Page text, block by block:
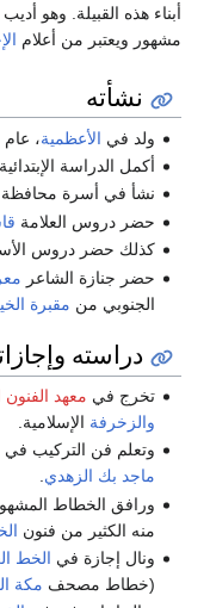
أبناء هذه القبيلة. وهو
مشهور ويعتبر من أعلام
نشأته
ولد في الأعظمية، عام
أكمل الدراسة الإبتدائية
نشأ في أسرة محافظة
حضر دروس العلامة
كذلك حضر دروس
حضر جنازة الشاعر
الجنوبي من مقبرة
دراسته
تخرج في معهد الفنون
والزخرفة الإسلامية.
وتعلم فن التركيب في
ماجد بك الزهدي.
ورافق الخطاط
منه الكثير من فنون
ونال إجازة في الخط
(خطاط مصحف مكة